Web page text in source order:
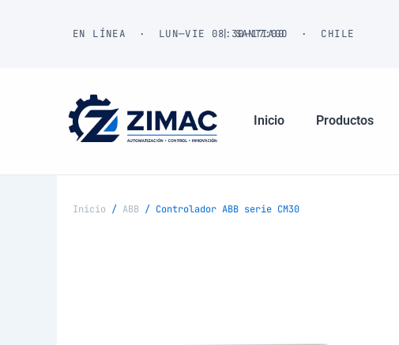
EN LÍNEA · LUN—VIE 08:30—17:00| SANTIAGO · CHILE
Inicio Productos
Inicio / ABB / Controlador ABB serie CM30